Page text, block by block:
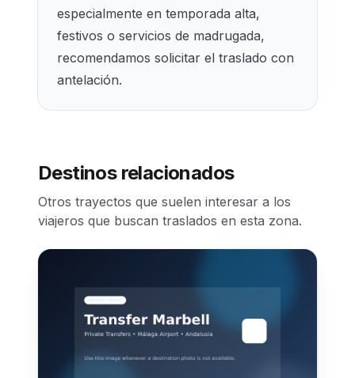
especialmente en temporada alta,
festivos o servicios de madrugada,
recomendamos solicitar el traslado con
antelación.
Destinos relacionados
Otros trayectos que suelen interesar a los
viajeros que buscan traslados en esta zona.